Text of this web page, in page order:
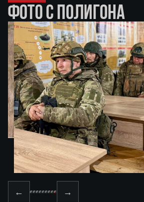
ФОТО С ПОЛИГОНА
← →